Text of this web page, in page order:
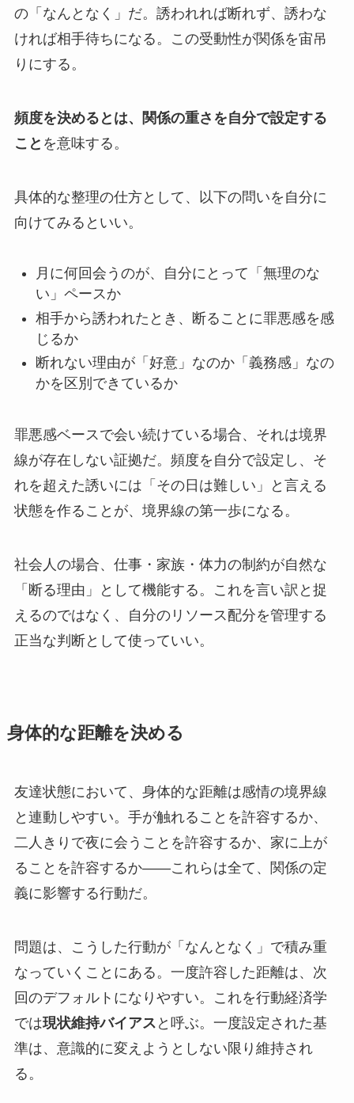
の「なんとなく」だ。誘われれば断れず、誘わな
ければ相手待ちになる。この受動性が関係を宙吊
りにする。
頻度を決めるとは、関係の重さを自分で設定する
こと を意味する。
具体的な整理の仕方として、以下の問いを自分に
向けてみるといい。
月に何回会うのが、自分にとって「無理のな
い」ペースか
相手から誘われたとき、断ることに罪悪感を感
じるか
断れない理由が「好意」なのか「義務感」なの
かを区別できているか
罪悪感ベースで会い続けている場合、それは境界
線が存在しない証拠だ。頻度を自分で設定し、そ
れを超えた誘いには「その日は難しい」と言える
状態を作ることが、境界線の第一歩になる。
社会人の場合、仕事・家族・体力の制約が自然な
「断る理由」として機能する。これを言い訳と捉
えるのではなく、自分のリソース配分を管理する
正当な判断として使っていい。
身体的な距離を決める
友達状態において、身体的な距離は感情の境界線
と連動しやすい。手が触れることを許容するか、
二人きりで夜に会うことを許容するか、家に上が
ることを許容するか——これらは全て、関係の定
義に影響する行動だ。
問題は、こうした行動が「なんとなく」で積み重
なっていくことにある。一度許容した距離は、次
回のデフォルトになりやすい。これを行動経済学
では現状維持バイアス と呼ぶ。一度設定された基
準は、意識的に変えようとしない限り維持され
る。